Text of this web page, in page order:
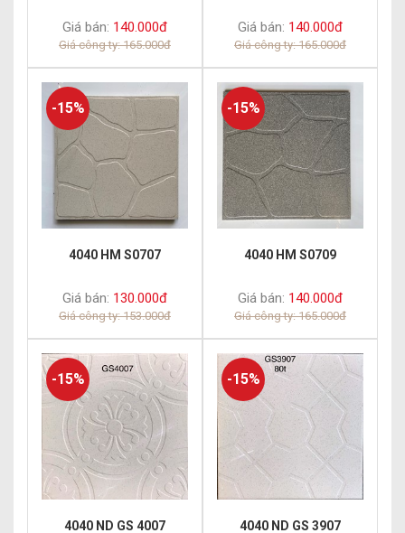
Giá bán: 140.000đ
Giá công ty: 165.000đ
Giá bán: 140.000đ
Giá công ty: 165.000đ
-15%
4040 HM S0707
Giá bán: 130.000đ
Giá công ty: 153.000đ
-15%
4040 HM S0709
Giá bán: 140.000đ
Giá công ty: 165.000đ
-15%
4040 ND GS 4007
-15%
4040 ND GS 3907